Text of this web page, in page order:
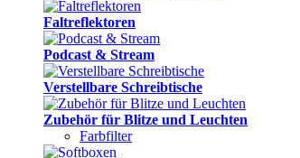
Faltreflektoren
Podcast & Stream
Verstellbare Schreibtische
Zubehör für Blitze und Leuchten
Farbfilter